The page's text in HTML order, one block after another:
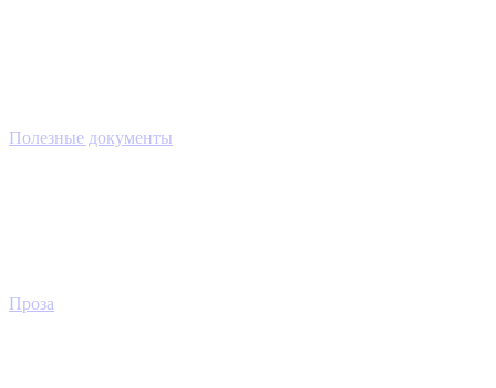
Полезные документы
Проза